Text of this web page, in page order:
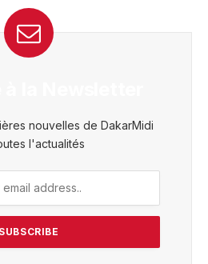
nouvelles de DakarMidi
l'actualités